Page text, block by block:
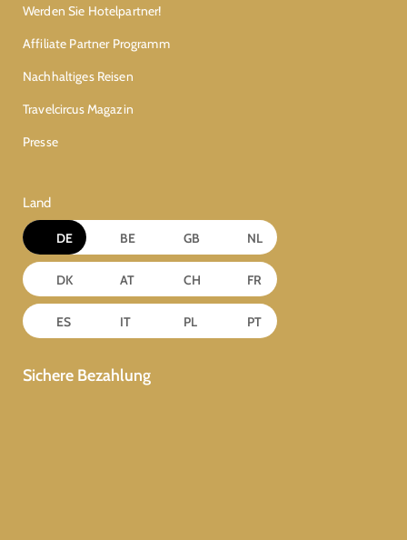
Werden Sie Hotelpartner!
Affiliate Partner Programm
Nachhaltiges Reisen
Travelcircus Magazin
Presse
Land
DE BE GB NL
DK AT CH FR
ES IT PL PT
Sichere Bezahlung